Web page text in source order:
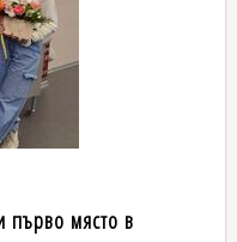
първо място в